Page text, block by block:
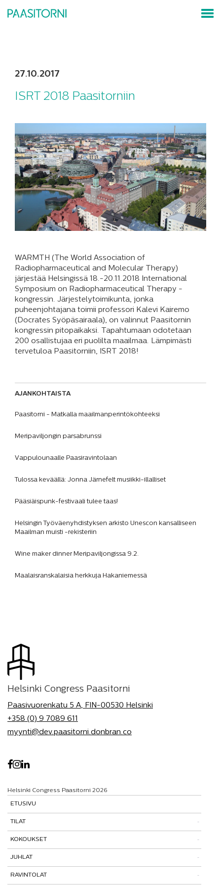
27.10.2017
ISRT 2018 Paasitorniin
WARMTH (The World Association of
Radiopharmaceutical and Molecular Therapy)
järjestää Helsingissä 18.-20.11.2018 International
Symposium on Radiopharmaceutical Therapy -
kongressin. Järjestelytoimikunta, jonka
puheenjohtajana toimii professori Kalevi Kairemo
(Docrates Syöpäsairaala), on valinnut Paasitornin
kongressin pitopaikaksi. Tapahtumaan odotetaan
200 osallistujaa eri puolilta maailmaa. Lämpimästi
tervetuloa Paasitorniin, ISRT 2018!
AJANKOHTAISTA
Paasitorni - Matkalla maailmanperintökohteeksi
Meripaviljongin parsabrunssi
Vappulounaalle Paasiravintolaan
Tulossa keväällä: Jonna Järnefelt musiikki-illalliset
Pääsiäispunk-festivaali tulee taas!
Helsingin Työväenyhdistyksen arkisto Unescon kansalliseen
Maailman muisti -rekisteriin
Wine maker dinner Meripaviljongissa 9.2.
Maalaisranskalaisia herkkuja Hakaniemessä
Helsinki Congress Paasitorni
Paasivuorenkatu 5 A, FIN-00530 Helsinki
+358 (0) 9 7089 611
myynti@dev.paasitorni.donbran.co
Helsinki Congress Paasitorni 2026
ETUSIVU
TILAT
Tutustu tiloihimme
Tilat ja tarinat
Paasitorni-testi
KOKOUKSET
Kokouspaketit
Lisäpalvelut
JUHLAT
Pikkujoulut
RAVINTOLAT